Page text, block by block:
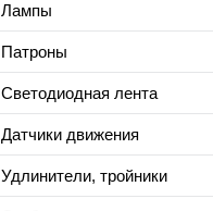
Лампы
Патроны
Светодиодная лента
Датчики движения
Удлинители, тройники